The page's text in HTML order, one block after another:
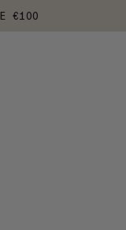
€100